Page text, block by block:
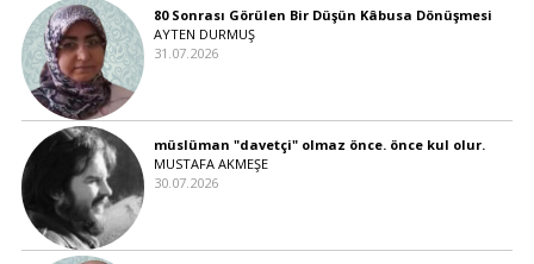
80 Sonrası Görülen Bir Düşün Kâbusa Dönüşmesi
AYTEN DURMUŞ
31.07.2026
müslüman "davetçi" olmaz önce. önce kul olur.
MUSTAFA AKMEŞE
30.07.2026